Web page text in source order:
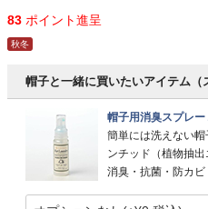
83 ポイント進呈
秋冬
帽子と一緒に買いたいアイテム（
帽子用消臭スプレ
簡単には洗えない
ンチッド（植物抽
消臭・抗菌・防カビ